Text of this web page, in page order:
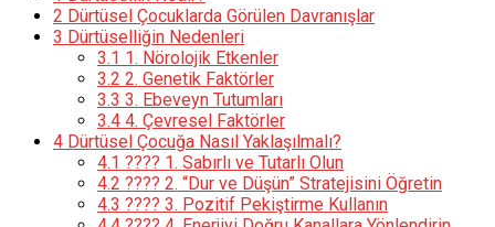
2 Dürtüsel Çocuklarda Görülen Davranışlar
3 Dürtüselliğin Nedenleri
3.1 1. Nörolojik Etkenler
3.2 2. Genetik Faktörler
3.3 3. Ebeveyn Tutumları
3.4 4. Çevresel Faktörler
4 Dürtüsel Çocuğa Nasıl Yaklaşılmalı?
4.1 ???? 1. Sabırlı ve Tutarlı Olun
4.2 ???? 2. “Dur ve Düşün” Stratejisini Öğretin
4.3 ???? 3. Pozitif Pekiştirme Kullanın